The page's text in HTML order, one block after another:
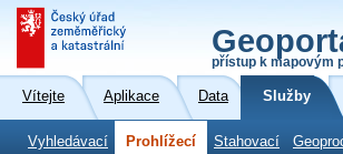
přístup k mapovým
Vítejte Aplikace Data Služby
Vyhledávací Prohlížecí Stahovací